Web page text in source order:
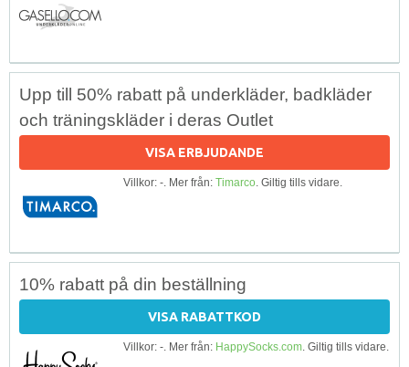
Upp till 50% rabatt på underkläder, badkläder
och träningskläder i deras Outlet
VISA ERBJUDANDE
Villkor: -. Mer från: Timarco. Giltig tills vidare.
10% rabatt på din beställning
VISA RABATTKOD
Villkor: -. Mer från: HappySocks.com. Giltig tills vidare.